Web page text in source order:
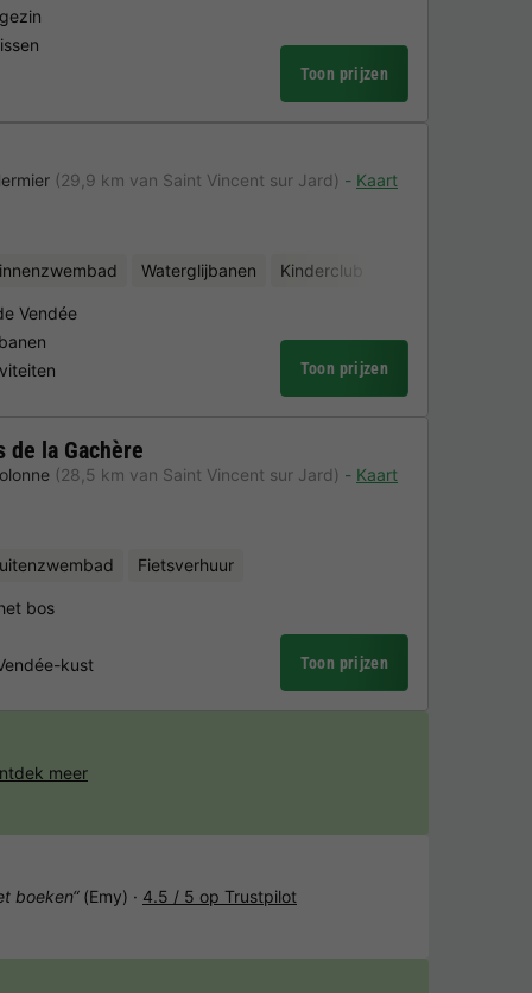
Toon prijzen
(29,9 km van Saint Vincent sur Jard) Kaart
Waterglijbanen Kinderclub
Vendée
Toon prijzen
de la Gachère
(28,5 km van Saint Vincent sur Jard) Kaart
Fietsverhuur
bos
kust
Toon prijzen
meer
boeken“(Emy) · 4.5 / 5 op Trustpilot